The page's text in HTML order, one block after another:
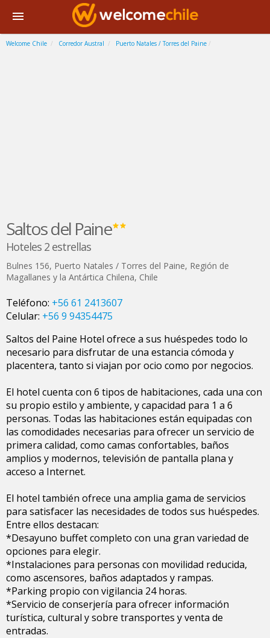
Welcome Chile Corredor Austral Puerto Natales / Torres del Paine
Saltos del Paine
Hoteles 2 estrellas
Bulnes 156, Puerto Natales / Torres del Paine, Región de
Magallanes y la Antártica Chilena, Chile
Teléfono: +56 61 2413607
Celular: +56 9 94354475
Saltos del Paine Hotel ofrece a sus huéspedes todo lo
necesario para disfrutar de una estancia cómoda y
placentera, tanto si viajan por ocio como por negocios.
El hotel cuenta con 6 tipos de habitaciones, cada una con
su propio estilo y ambiente, y capacidad para 1 a 6
personas. Todas las habitaciones están equipadas con
las comodidades necesarias para ofrecer un servicio de
primera calidad, como camas confortables, baños
amplios y modernos, televisión de pantalla plana y
acceso a Internet.
El hotel también ofrece una amplia gama de servicios
para satisfacer las necesidades de todos sus huéspedes.
Entre ellos destacan:
*Desayuno buffet completo con una gran variedad de
opciones para elegir.
*Instalaciones para personas con movilidad reducida,
como ascensores, baños adaptados y rampas.
*Parking propio con vigilancia 24 horas.
*Servicio de conserjería para ofrecer información
turística, cultural y sobre transportes y venta de
entradas.